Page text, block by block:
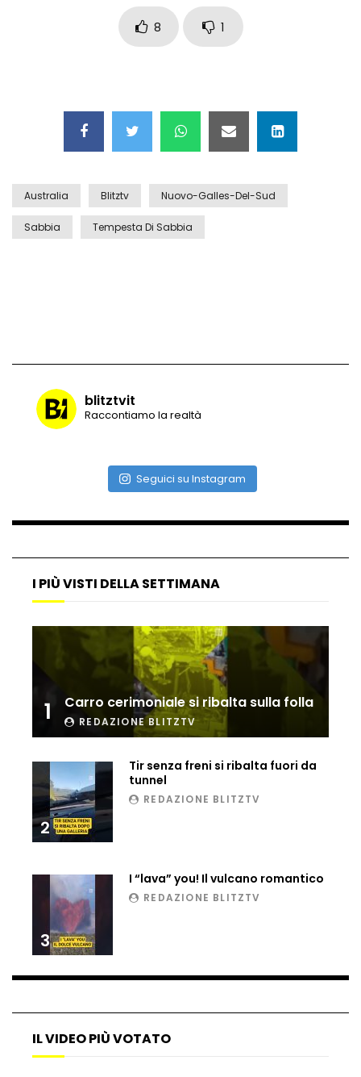
Auto coperta dal letame dopo
incidente
Vulcano di ghiaccio a New York #neve
Ammiocuggino con la ruspa… finisce
attimi di paura
Incidente aereo a Mogadiscio, aereo
perde il controllo
Ucraina, ecco come gli F16 intercettano
Tir bloccato sul passaggio a livello:
treno lo distrugge
Parco divertimenti, attrazione cede
all’improvviso
Auto fuori controllo in Guatemala,
8 1
Australia Blitztv Nuovo-Galles-Del-Sud
Sabbia Tempesta Di Sabbia
blitztvit
Raccontiamo la realtà
Seguici su Instagram
I PIÙ VISTI DELLA SETTIMANA
1 Carro cerimoniale si ribalta sulla folla
REDAZIONE BLITZTV
2
Tir senza freni si ribalta fuori da
tunnel
REDAZIONE BLITZTV
3
I “lava” you! Il vulcano romantico
REDAZIONE BLITZTV
IL VIDEO PIÙ VOTATO